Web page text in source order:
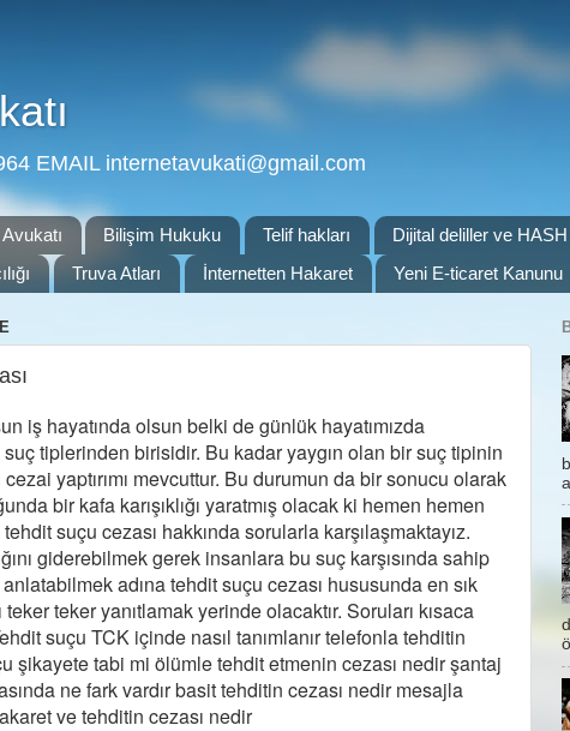
EMAIL internetavukati@gmail.com
Bilişim Hukuku Telif hakları Dijital deliller ve
Truva Atları İnternetten Hakaret Yeni E-ticaret Kanunu
iş hayatında olsun belki de günlük hayatımızda
suç tiplerinden birisidir. Bu kadar yaygın olan bir suç tipinin
yaptırımı mevcuttur. Bu durumun da bir sonucu olarak
bir kafa karışıklığı yaratmış olacak ki hemen hemen
suçu cezası hakkında sorularla karşılaşmaktayız.
giderebilmek gerek insanlara bu suç karşısında sahip
adına tehdit suçu cezası hususunda en sık
teker teker yanıtlamak yerinde olacaktır. Soruları kısaca
suçu TCK içinde nasıl tanımlanır telefonla tehditin
şikayete tabi mi ölümle tehdit etmenin cezası nedir şantaj
ne fark vardır basit tehditin cezası nedir mesajla
ve tehditin cezası nedir